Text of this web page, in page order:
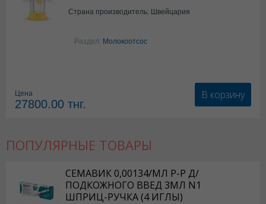
Страна производитель: Швейцария
Раздел: Молокоотсос
Цена
27800.00 тнг.
В корзину
ПОПУЛЯРНЫЕ ТОВАРЫ
СЕМАВИК 0,00134/МЛ Р-Р Д/
ПОДКОЖНОГО ВВЕД 3МЛ N1
ШПРИЦ-РУЧКА (4 ИГЛЫ)